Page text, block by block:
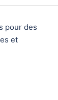
pour des
et